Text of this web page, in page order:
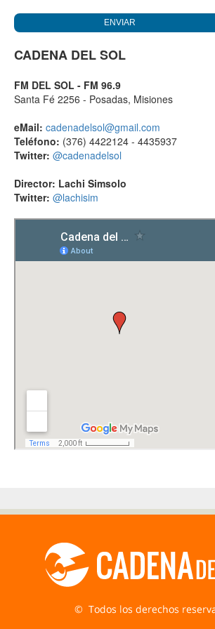
CADENA DEL SOL
FM DEL SOL - FM 96.9
Santa Fé 2256 - Posadas, Misiones
eMail: cadenadelsol@gmail.com
Teléfono: (376) 4422124 - 4435937
Twitter: @cadenadelsol
Director: Lachi Simsolo
Twitter: @lachisim